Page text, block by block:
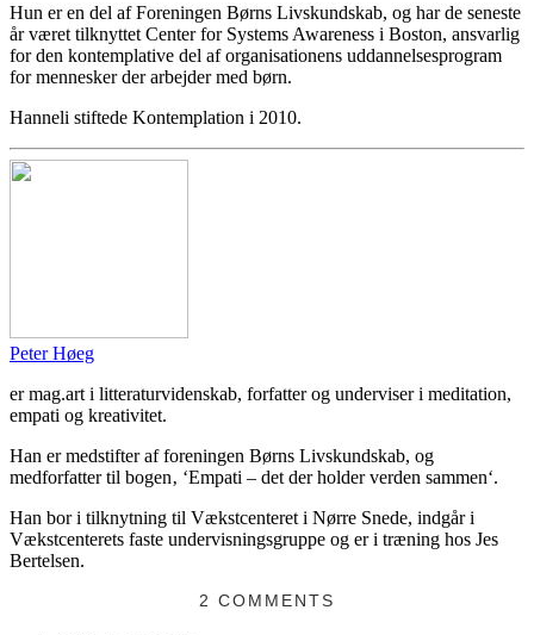
Hun er en del af Foreningen Børns Livskundskab, og har de seneste
år været tilknyttet Center for Systems Awareness i Boston, ansvarlig
for den kontemplative del af organisationens uddannelsesprogram
for mennesker der arbejder med børn.
Hanneli stiftede Kontemplation i 2010.
Peter Høeg
er mag.art i litteraturvidenskab, forfatter og underviser i meditation,
empati og kreativitet.
Han er medstifter af foreningen Børns Livskundskab, og
medforfatter til bogen‚ ‘Empati – det der holder verden sammen‘.
Han bor i tilknytning til Vækstcenteret i Nørre Snede, indgår i
Vækstcenterets faste undervisningsgruppe og er i træning hos Jes
Bertelsen.
2 COMMENTS